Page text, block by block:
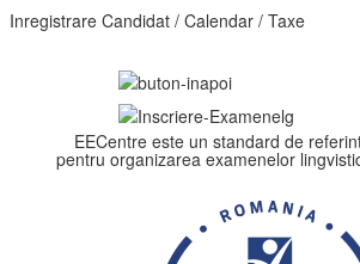
Inregistrare Candidat / Calendar / Taxe
EECentre este un standard de
pentru organizarea examenelor